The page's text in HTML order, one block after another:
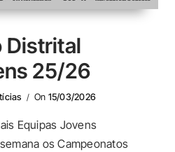
Distrital
25/26
On 15/03/2026
Equipas Jovens
os Campeonatos